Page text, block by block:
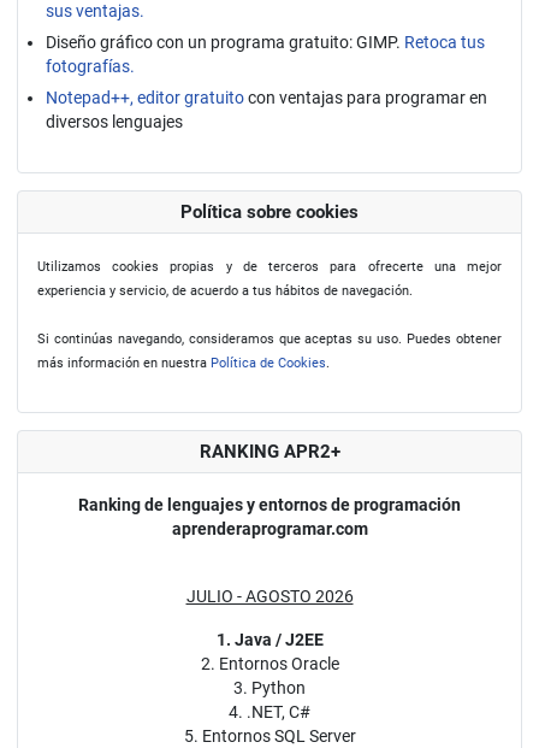
sus ventajas.
Diseño gráfico con un programa gratuito: GIMP. Retoca tus
fotografías.
Notepad++, editor gratuitocon ventajas para programar en
diversos lenguajes
Política sobre cookies
Utilizamos cookies propias y de terceros para ofrecerte una mejor
experiencia y servicio, de acuerdo a tus hábitos de navegación.
Si continúas navegando, consideramos que aceptas su uso. Puedes obtener
más información en nuestra Política de Cookies.
RANKING APR2+
Ranking de lenguajes y entornos de programación
aprenderaprogramar.com
JULIO - AGOSTO 2026
1. Java / J2EE
2. Entornos Oracle
3. Python
4. .NET, C#
5. Entornos SQL Server